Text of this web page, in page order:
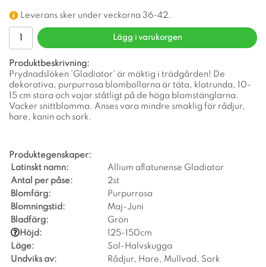
Leverans sker under veckorna 36-42.
Lägg i varukorgen
Produktbeskrivning:
Prydnadslöken 'Gladiator' är mäktig i trädgården! De
dekorativa, purpurrosa blombollarna är täta, klotrunda, 10-
15 cm stora och vajar ståtligt på de höga blomstänglarna.
Vacker snittblomma. Anses vara mindre smaklig för rådjur,
hare, kanin och sork.
Produktegenskaper:
Latinskt namn:
Allium aflatunense Gladiator
Antal per påse:
2st
Blomfärg:
Purpurrosa
Blomningstid:
Maj-Juni
Bladfärg:
Grön
Höjd:
125-150cm
Läge:
Sol-Halvskugga
Undviks av:
Rådjur, Hare, Mullvad, Sork